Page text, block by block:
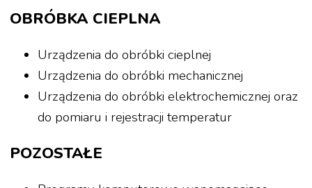
OBRÓBKA CIEPLNA
Urządzenia do obróbki cieplnej
Urządzenia do obróbki mechanicznej
Urządzenia do obróbki elektrochemicznej oraz
do pomiaru i rejestracji temperatur
POZOSTAŁE